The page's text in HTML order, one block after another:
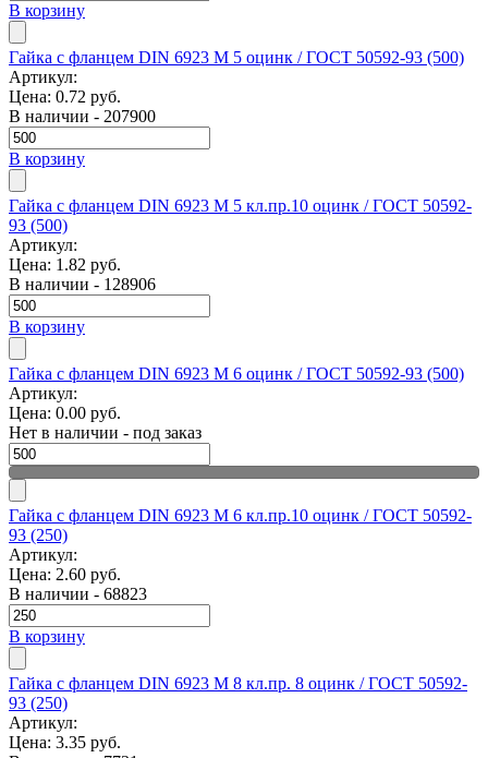
В корзину
Гайка с фланцем DIN 6923 M 5 оцинк / ГОСТ 50592-93 (500)
Артикул:
Цена: 0.72 руб.
В наличии - 207900
В корзину
Гайка с фланцем DIN 6923 M 5 кл.пр.10 оцинк / ГОСТ 50592-
93 (500)
Артикул:
Цена: 1.82 руб.
В наличии - 128906
В корзину
Гайка с фланцем DIN 6923 M 6 оцинк / ГОСТ 50592-93 (500)
Артикул:
Цена: 0.00 руб.
Нет в наличии - под заказ
Гайка с фланцем DIN 6923 M 6 кл.пр.10 оцинк / ГОСТ 50592-
93 (250)
Артикул:
Цена: 2.60 руб.
В наличии - 68823
В корзину
Гайка с фланцем DIN 6923 M 8 кл.пр. 8 оцинк / ГОСТ 50592-
93 (250)
Артикул:
Цена: 3.35 руб.